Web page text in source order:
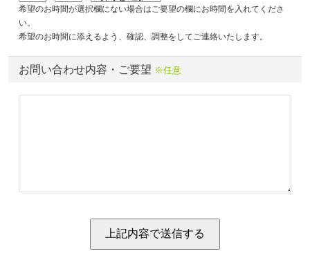
希望のお時間が選択欄にない場合はご要望の欄にお時間を入れてくださ
い。
希望のお時間に添えるよう、確認、調整をしてご連絡いたします。
お問い合わせ内容・ご要望 ※任意